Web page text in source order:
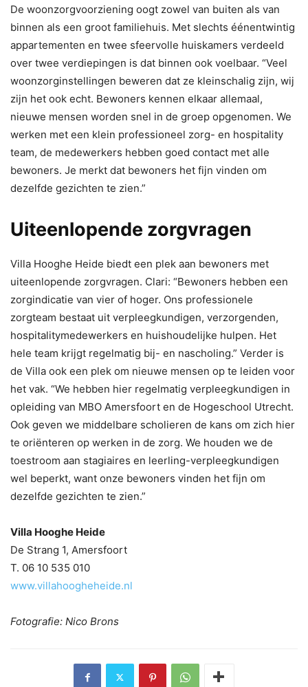
De woonzorgvoorziening oogt zowel van buiten als van
binnen als een groot familiehuis. Met slechts éénentwintig
appartementen en twee sfeervolle huiskamers verdeeld
over twee verdiepingen is dat binnen ook voelbaar. “Veel
woonzorginstellingen beweren dat ze kleinschalig zijn, wij
zijn het ook echt. Bewoners kennen elkaar allemaal,
nieuwe mensen worden snel in de groep opgenomen. We
werken met een klein professioneel zorg- en hospitality
team, de medewerkers hebben goed contact met alle
bewoners. Je merkt dat bewoners het fijn vinden om
dezelfde gezichten te zien.”
Uiteenlopende zorgvragen
Villa Hooghe Heide biedt een plek aan bewoners met
uiteenlopende zorgvragen. Clari: “Bewoners hebben een
zorgindicatie van vier of hoger. Ons professionele
zorgteam bestaat uit verpleegkundigen, verzorgenden,
hospitalitymedewerkers en huishoudelijke hulpen. Het
hele team krijgt regelmatig bij- en nascholing.” Verder is
de Villa ook een plek om nieuwe mensen op te leiden voor
het vak. “We hebben hier regelmatig verpleegkundigen in
opleiding van MBO Amersfoort en de Hogeschool Utrecht.
Ook geven we middelbare scholieren de kans om zich hier
te oriënteren op werken in de zorg. We houden we de
toestroom aan stagiaires en leerling-verpleegkundigen
wel beperkt, want onze bewoners vinden het fijn om
dezelfde gezichten te zien.”
Villa Hooghe Heide
De Strang 1, Amersfoort
T. 06 10 535 010
www.villahoogheheide.nl
Fotografie: Nico Brons